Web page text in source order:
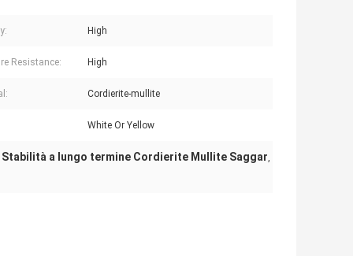
High
Resistance: High
Cordierite-mullite
White Or Yellow
Stabilità a lungo termine Cordierite Mullite Saggar,